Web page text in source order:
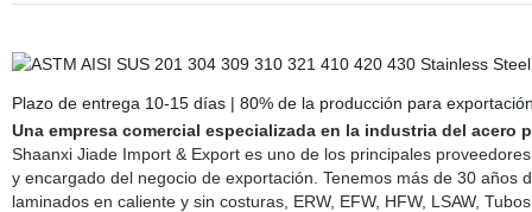
Plazo de entrega 10-15 días | 80% de la producción para
Una empresa comercial especializada en la industria del acero
Shaanxi Jiade Import & Export es uno de los principales
y encargado del negocio de exportación. Tenemos más de 30
laminados en caliente y sin costuras, ERW, EFW, HFW, LSAW,